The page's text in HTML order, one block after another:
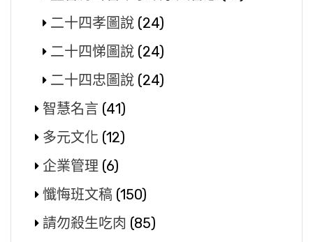
二十四孝圖說 (24)
二十四悌圖說 (24)
二十四忠圖說 (24)
智慧名言 (41)
多元文化 (12)
企業管理 (6)
懺悔班文稿 (150)
請勿殺生吃肉 (85)